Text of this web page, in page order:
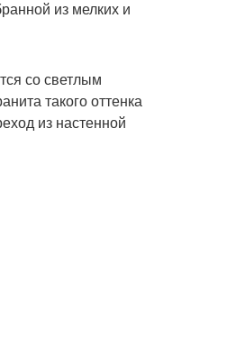
из мелких и
со светлым
такого оттенка
из настенной